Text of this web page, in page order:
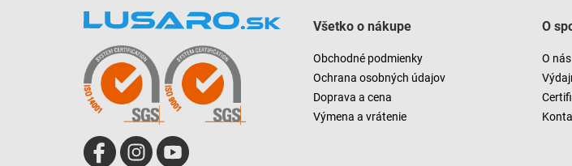
Všetko o nákupe
Obchodné podmienky
Ochrana osobných údajov
Doprava a cena
Výmena a vrátenie
O
O nás